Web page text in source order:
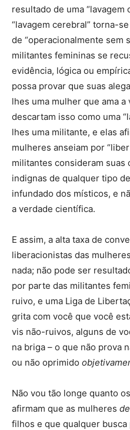
resultado de uma “lavagem
“lavagem cerebral” torna-
de “operacionalmente sem
militantes femininas se
evidência, lógica ou
possa provar que suas
lhes uma mulher que ama
descartam isso como uma
lhes uma militante, e elas
mulheres anseiam por
militantes consideram suas
indignas de qualquer tipo
infundado dos místicos, e
a verdade científica.
E assim, a alta taxa de
liberacionistas das
nada; não pode ser
por parte das militantes
ruivo, e uma Liga de
grita com você que você
vis não-ruivos, alguns de
na briga – o que não prova
ou não oprimido
Não vou tão longe quanto
afirmam que as mulheres
filhos e que qualquer